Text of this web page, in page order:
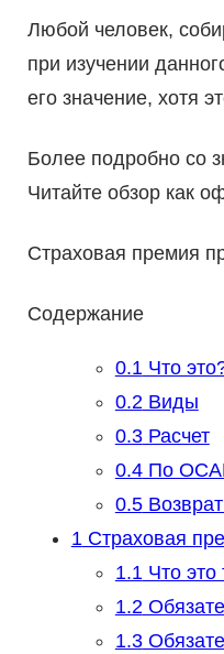
Любой человек,
при изучении
его значение, хотя
Более подробно со
Читайте обзор как
Страховая премия
Содержание
0.1Что
0.2Виды
0.3Расчет
0.4По
0.5
1Страховая
1.1Что это
1.2
1.3